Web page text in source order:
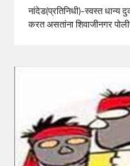
नांदेड(प्रतिनिधी)-स्वस्त धान्य
करत असतांना शिवाजीनगर